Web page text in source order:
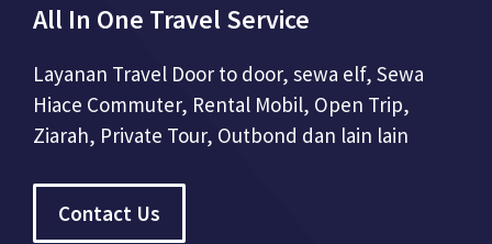
All In One Travel Service
Layanan Travel Door to door, sewa elf, Sewa
Hiace Commuter, Rental Mobil, Open Trip,
Ziarah, Private Tour, Outbond dan lain lain
Contact Us